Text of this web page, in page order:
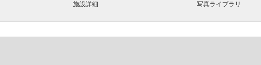
施設詳細 写真ライブラリ